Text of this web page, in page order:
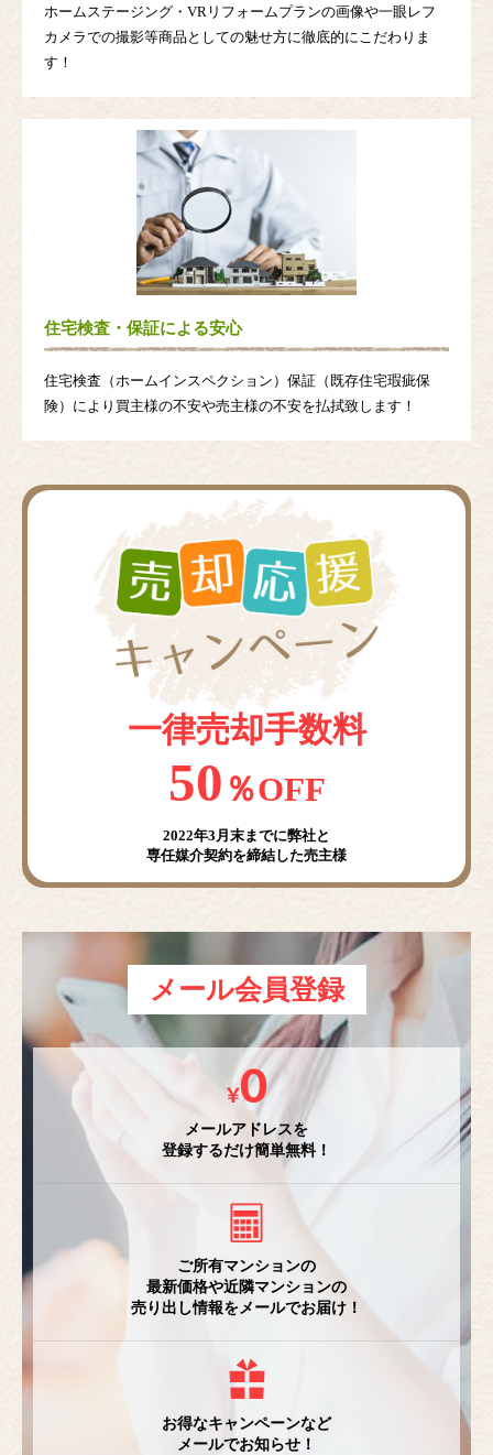
ホームステージング・VRリフォームプランの画像や一眼レフ
カメラでの撮影等商品としての魅せ方に徹底的にこだわりま
す！
住宅検査・保証による安心
住宅検査（ホームインスペクション）保証（既存住宅瑕疵保
険）により買主様の不安や売主様の不安を払拭致します！
一律売却手数料
50 ％OFF
2022年3月末までに弊社と
専任媒介契約を締結した売主様
メール会員登録
メールアドレスを
登録するだけ簡単無料！
ご所有マンションの
最新価格や近隣マンションの
売り出し情報をメールでお届け！
お得なキャンペーンなど
メールでお知らせ！